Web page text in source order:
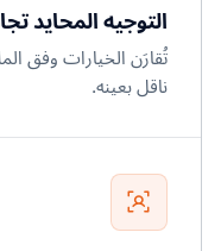
التوجيه المحايد
تُقارَن الخيارات وفق
ناقل بعينه.